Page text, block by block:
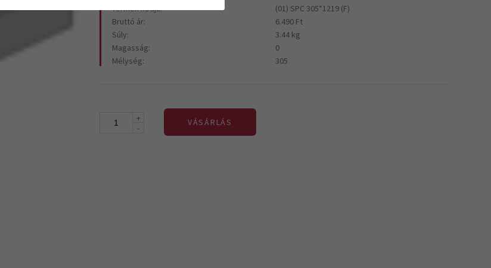
Termék kódja:
(01) SPC 305*1219 (F)
Bruttó ár:
6.490 Ft
Súly:
3.44 kg
Magasság:
0
Mélység:
305
+
-
VÁSÁRLÁS